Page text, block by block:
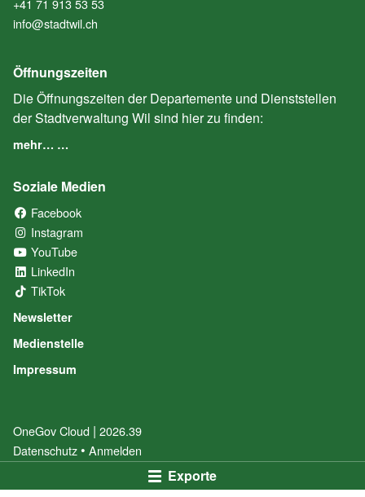
Exporte
info@stadtwil.ch
Öffnungszeiten
Die Öffnungszeiten der Departemente und Dienststellen
der Stadtverwaltung Wil sind hier zu finden:
mehr… …
Soziale Medien
Facebook
Instagram
YouTube
LinkedIn
TikTok
Newsletter
Medienstelle
Impressum
OneGov Cloud (External Link)
| 2026.39
Datenschutz (External Link)
Anmelden